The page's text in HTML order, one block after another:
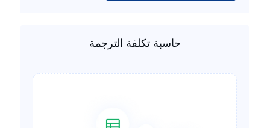
حاسبة تكلفة الترجمة